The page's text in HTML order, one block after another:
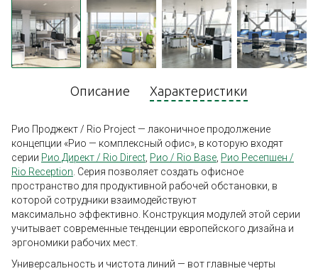
Описание Характеристики
Рио Проджект / Rio Project — лаконичное продолжение
концепции «Рио — комплексный офис», в которую входят
серии Рио Директ / Rio Direct Рио / Rio Base Рио Ресепшен /
Rio Reception . Серия позволяет создать офисное
пространство для продуктивной рабочей обстановки, в
которой сотрудники взаимодействуют
максимально эффективно. Конструкция модулей этой серии
учитывает современные тенденции европейского дизайна и
эргономики рабочих мест.
Универсальность и чистота линий — вот главные черты